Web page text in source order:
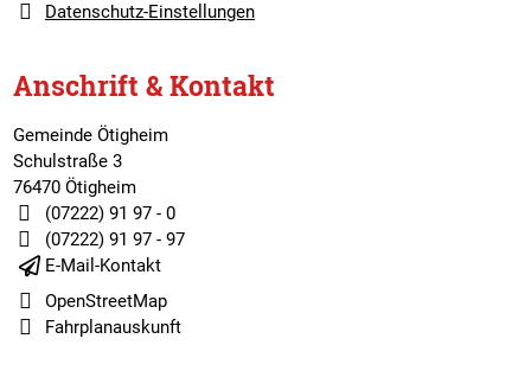
Datenschutz-Einstellungen
Anschrift & Kontakt
Gemeinde Ötigheim
Schulstraße 3
76470 Ötigheim
(07222) 91 97 - 0
(07222) 91 97 - 97
E-Mail-Kontakt
OpenStreetMap
Fahrplanauskunft